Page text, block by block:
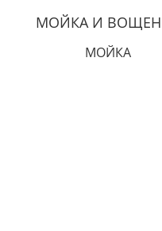
МОЙКА И
МОЙКА